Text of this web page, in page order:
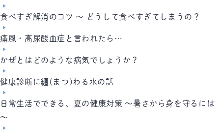
食べすぎ解消のコツ ～ どうして食べすぎてしまうの？
痛風・高尿酸血症と言われたら…
かぜとはどのような病気でしょうか？
健康診断に纏(まつ)わる水の話
日常生活でできる、夏の健康対策 ～暑さから身を守るには
～